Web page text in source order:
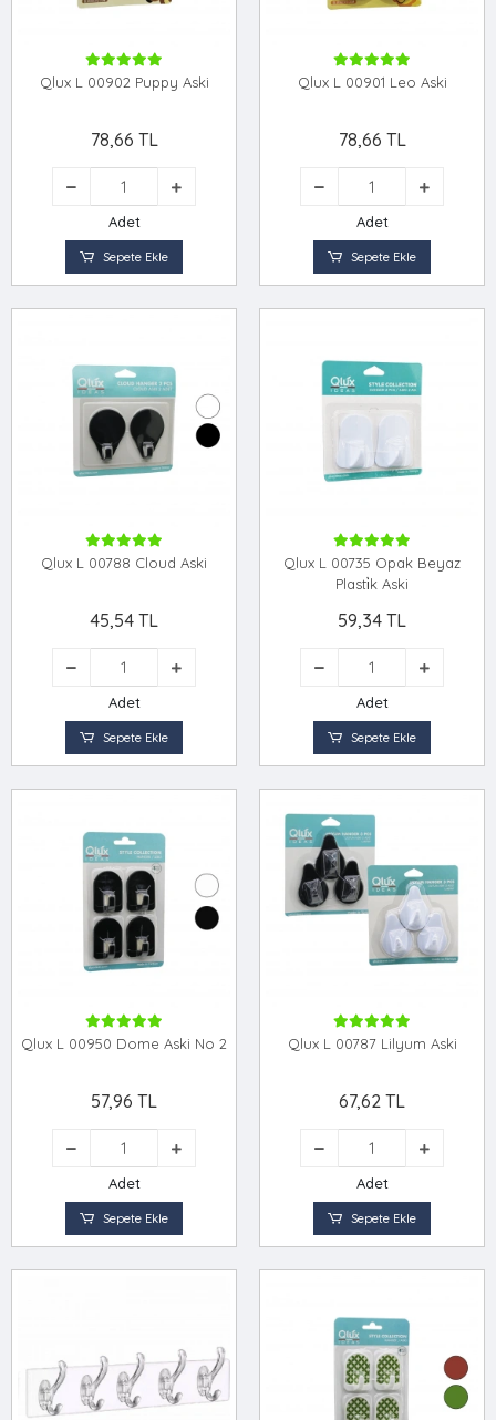
Qlux L 00902 Puppy Aski
78,66 TL
Adet
Sepete Ekle
Qlux L 00901 Leo Aski
78,66 TL
Adet
Sepete Ekle
Qlux L 00788 Cloud Aski
45,54 TL
Adet
Sepete Ekle
Qlux L 00735 Opak Beyaz
Plasti̇k Aski
59,34 TL
Adet
Sepete Ekle
Qlux L 00950 Dome Aski No 2
57,96 TL
Adet
Sepete Ekle
Qlux L 00787 Lilyum Aski
67,62 TL
Adet
Sepete Ekle